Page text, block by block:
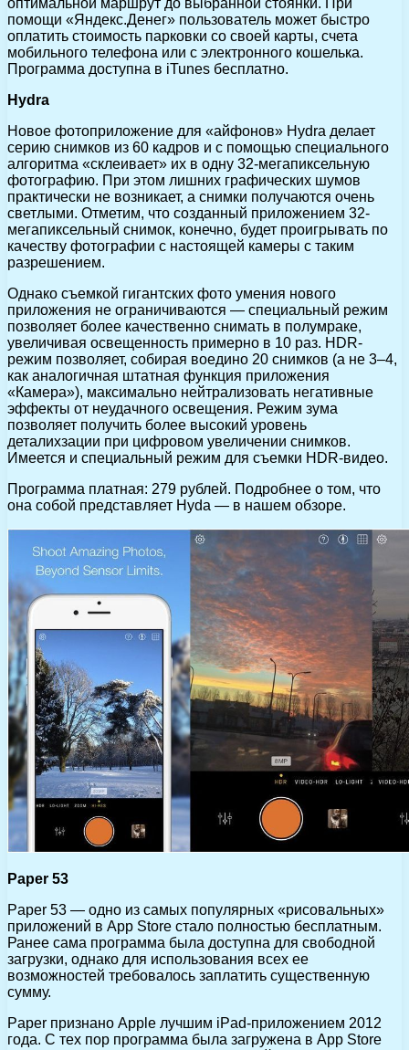
помощи «Яндекс.Денег» пользователь может быстро
оплатить стоимость парковки со своей карты, счета
мобильного телефона или с электронного кошелька.
Программа доступна в iTunes бесплатно.
Hydra
Новое фотоприложение для «айфонов» Hydra делает
серию снимков из 60 кадров и с помощью специального
алгоритма «склеивает» их в одну 32-мегапиксельную
фотографию. При этом лишних графических шумов
практически не возникает, а снимки получаются очень
светлыми. Отметим, что созданный приложением 32-
мегапиксельный снимок, конечно, будет проигрывать по
качеству фотографии с настоящей камеры с таким
разрешением.
Однако съемкой гигантских фото умения нового
приложения не ограничиваются — специальный режим
позволяет более качественно снимать в полумраке,
увеличивая освещенность примерно в 10 раз. HDR-
режим позволяет, собирая воедино 20 снимков (а не 3–4,
как аналогичная штатная функция приложения
«Камера»), максимально нейтрализовать негативные
эффекты от неудачного освещения. Режим зума
позволяет получить более высокий уровень
деталихзации при цифровом увеличении снимков.
Имеется и специальный режим для съемки HDR-видео.
Программа платная: 279 рублей. Подробнее о том, что
она собой представляет Hyda — в нашем обзоре.
Paper 53
Paper 53 — одно из самых популярных «рисовальных»
приложений в App Store стало полностью бесплатным.
Ранее сама программа была доступна для свободной
загрузки, однако для использования всех ее
возможностей требовалось заплатить существенную
сумму.
Paper признано Apple лучшим iPad-приложением 2012
года. С тех пор программа была загружена в App Store